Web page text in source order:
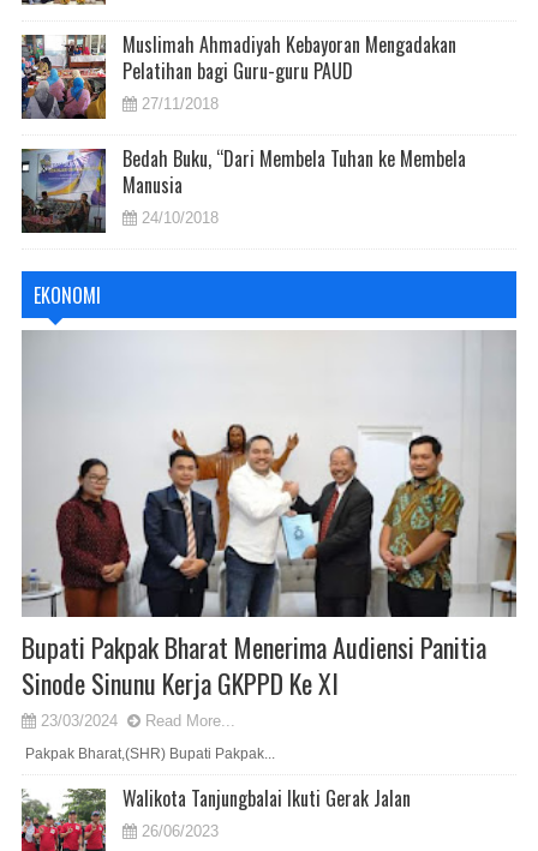
Muslimah Ahmadiyah Kebayoran Mengadakan
Pelatihan bagi Guru-guru PAUD
27/11/2018
Bedah Buku, “Dari Membela Tuhan ke Membela
Manusia
24/10/2018
EKONOMI
Bupati Pakpak Bharat Menerima Audiensi Panitia
Sinode Sinunu Kerja GKPPD Ke XI
23/03/2024 Read More...
Pakpak Bharat,(SHR) Bupati Pakpak...
Walikota Tanjungbalai Ikuti Gerak Jalan
26/06/2023